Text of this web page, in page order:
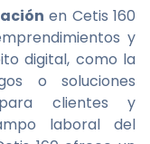
en Cetis 160
y
digital, como la
o soluciones
para clientes y
laboral del